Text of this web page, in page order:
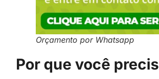
Orçamento por Whatsapp
Por que você